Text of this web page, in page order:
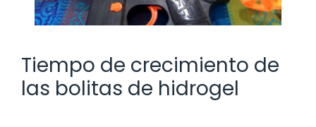
Tiempo de crecimiento de
las bolitas de hidrogel